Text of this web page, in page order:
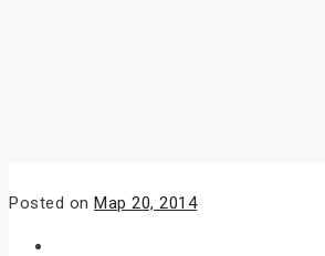
Posted on Мар 20, 2014